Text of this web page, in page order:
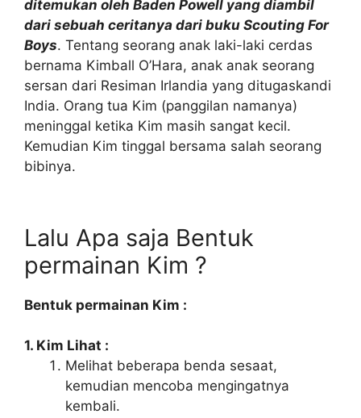
ditemukan oleh Baden Powell yang diambil
dari sebuah ceritanya dari buku Scouting For
Boys. Tentang seorang anak laki-laki cerdas
bernama Kimball O’Hara, anak anak seorang
sersan dari Resiman Irlandia yang ditugaskandi
India. Orang tua Kim (panggilan namanya)
meninggal ketika Kim masih sangat kecil.
Kemudian Kim tinggal bersama salah seorang
bibinya.
Lalu Apa saja Bentuk
permainan Kim ?
Bentuk permainan Kim :
1. Kim Lihat :
Melihat beberapa benda sesaat,
kemudian mencoba mengingatnya
kembali.